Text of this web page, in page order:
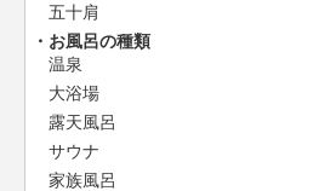
五十肩
お風呂の種類
温泉
大浴場
露天風呂
サウナ
家族風呂